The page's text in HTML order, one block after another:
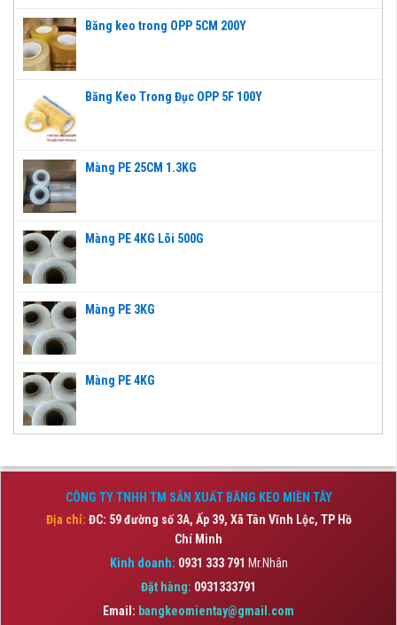
Băng keo trong OPP 5CM 200Y
Băng Keo Trong Đục OPP 5F 100Y
Màng PE 25CM 1.3KG
Màng PE 4KG Lõi 500G
Màng PE 3KG
Màng PE 4KG
CÔNG TY TNHH TM SẢN XUẤT BĂNG KEO MIỀN TÂY
Địa chỉ: ĐC: 59 đường số 3A, Ấp 39, Xã Tân Vĩnh Lộc, TP Hồ
Chí Minh
Kinh doanh: 0931 333 791 Mr.Nhân
Đặt hàng: 0931333791
Email: bangkeomientay@gmail.com